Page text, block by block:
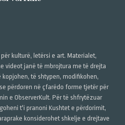
kulturë, letërsi e art. Materialet,
videot janë të mbrojtura me të drejta
kopjohen, të shtypen, modifikohen,
përdoren në çfarëdo forme tjetër për
e ObserverKult. Për të shfrytëzuar
t'i pranoni Kushtet e përdorimit,
konsiderohet shkelje e drejtave